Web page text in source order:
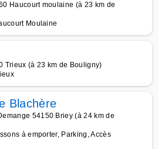
Haucourt moulaine (à 23 km de
Moulaine
Trieux (à 23 km de Bouligny)
Blachère
54150 Briey (à 24 km de
à emporter, Parking, Accès